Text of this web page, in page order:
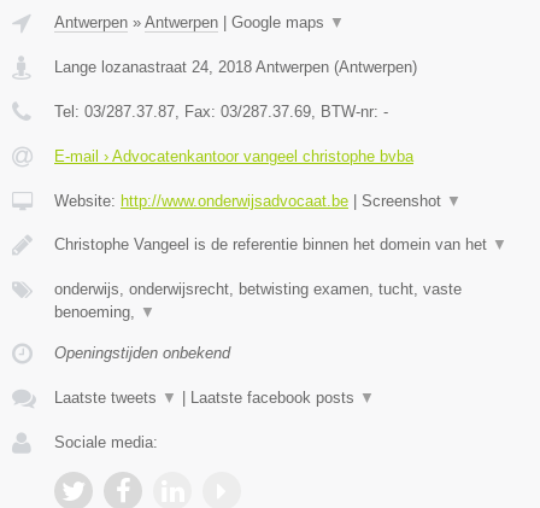
Antwerpen » Antwerpen Google maps ▼
Lange lozanastraat 24 2018 Antwerpen (Antwerpen)
Tel: 03/287.37.87 , Fax: 03/287.37.69 , BTW-nr: -
E-mail › Advocatenkantoor vangeel christophe bvba
Website: http://www.onderwijsadvocaat.be Screenshot ▼
Christophe Vangeel is de referentie binnen het domein van het ▼
onderwijs, onderwijsrecht, betwisting examen, tucht, vaste
benoeming,
▼
Openingstijden onbekend
Laatste tweets ▼ Laatste facebook posts ▼
Sociale media: